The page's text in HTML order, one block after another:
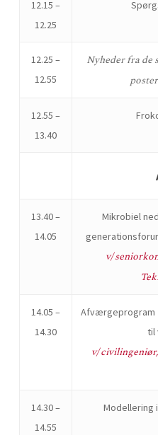
12.15 –
12.25
12.25 –
12.55
Nyheder fra de
12.55 –
13.40
13.40 –
14.05
Mikrobiel
v/
14.05 –
14.30
Afværgeprogram
til
v/
14.30 –
14.55
Modellering